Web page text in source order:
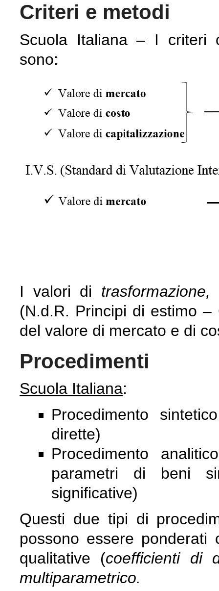
Criteri e metodi
Scuola Italiana – I criteri
sono:
I valori di
(N.d.R. Principi di estimo
del valore di mercato e di
Procedimenti
Scuola Italiana:
Procedimento
dirette)
Procedimento
parametri di beni
significative)
Questi due tipi di
possono essere ponderati
qualitative (coefficienti di
multiparametrico.